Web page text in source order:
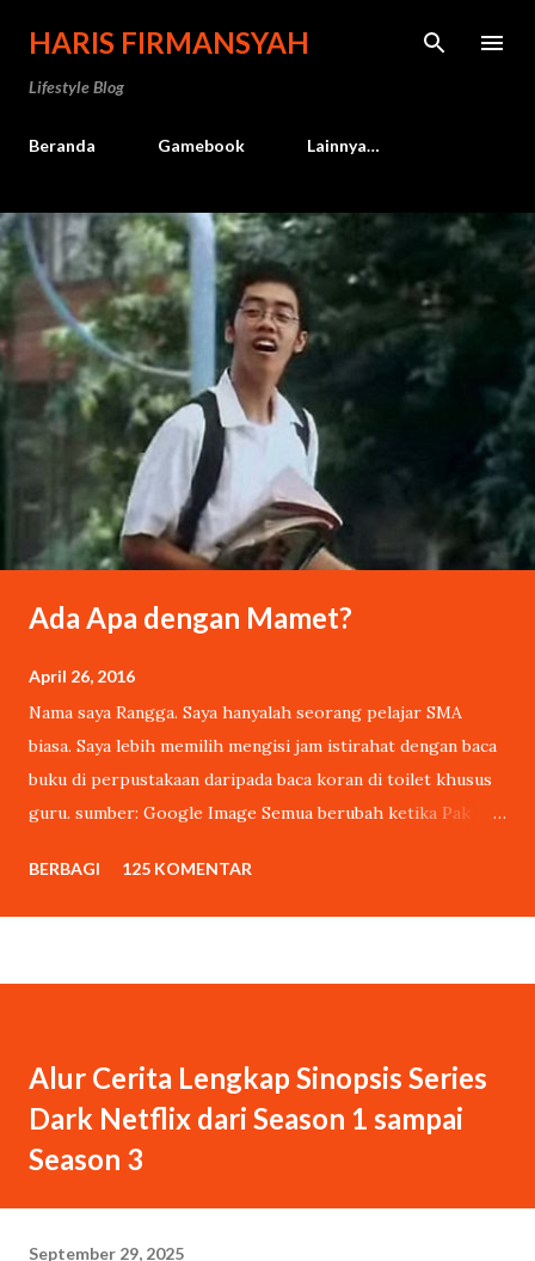
HARIS FIRMANSYAH
Lifestyle Blog
Beranda Gamebook Lainnya…
Ada Apa dengan Mamet?
April 26, 2016
Nama saya Rangga. Saya hanyalah seorang pelajar SMA
biasa. Saya lebih memilih mengisi jam istirahat dengan baca
buku di perpustakaan daripada baca koran di toilet khusus
guru. sumber: Google Image Semua berubah ketika Pak
mengikutkan puisi buatan saya dalam lomba cipta puisi
tahunan yang diadakan oleh pihak sekolah. Lomba tersebut
menang. Pak Wardiman mengambil hadiah sepedanya,
ngejar saya untuk minta wawancara. “Kamu Rangga, kan?”
tanya cewek mading tersebut sambil ngajak salaman. Tapi
saya abaikan tangan halusnya yang terjulur. Berhubung lupa
makan siang di RM Padang. “Bukan. Saya sebenarnya siluman
tengkorak,” kata saya berpura-pura. “Oh.” Cewek itu
BERBAGI 125 KOMENTAR
Alur Cerita Lengkap Sinopsis Series
Dark Netflix dari Season 1 sampai
Season 3
September 29, 2025